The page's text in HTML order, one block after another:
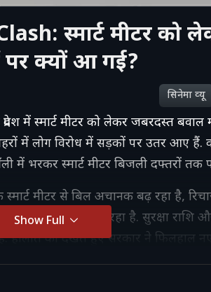
स्मार्ट मीटर को
पर क्यों आ गई?
सिनेमा व्‍यू
में स्मार्ट मीटर को लेकर जबरदस्त
में लोग विरोध में सड़कों पर उतर आए हैं.
में भरकर स्मार्ट मीटर बिजली दफ्तरों तक
मीटर से बिल अचानक बढ़ रहा है,
भी बैलेंस कम हो रहा है. सुरक्षा राशि
हालात को देखते हुए सरकार ने फिलहाल नए
कमिटी गठित की गई है. पुलिस कई जगह
Show Full